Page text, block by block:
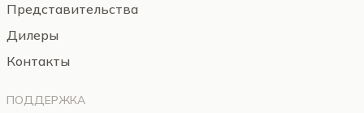
Представительства
Дилеры
Контакты
ПОДДЕРЖКА